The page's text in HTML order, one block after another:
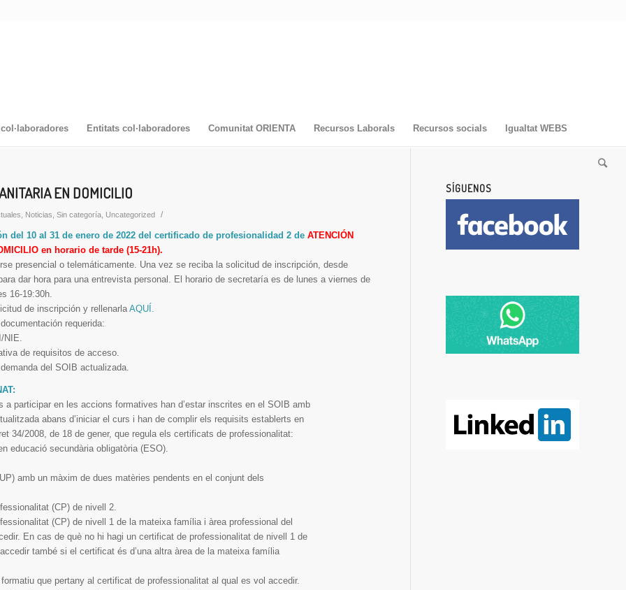
Entitats col·laboradores Comunitat ORIENTA Recursos Laborals Recursos socials Igualtat WEBS
EN DOMICILIO
Noticias Sin categoría Uncategorized /
del 10 al 31 de enero de 2022 del certificado de profesionalidad 2 de ATENCIÓN
en horario de tarde (15-21h).
presencial o telemáticamente. Una vez se reciba la solicitud de inscripción, desde
dar hora para una entrevista personal. El horario de secretaría es de lunes a viernes de
16-19:30h.
de inscripción y rellenarlaAQUÍ.
requerida:
NIE.
de requisitos de acceso.
del SOIB actualizada.
a participar en les accions formatives han d’estar inscrites en el SOIB amb
abans d’iniciar el curs i han de complir els requisits establerts en
34/2008, de 18 de gener, que regula els certificats de professionalitat:
educació secundària obligatòria (ESO).
amb un màxim de dues matèries pendents en el conjunt dels
(CP) de nivell 2.
(CP) de nivell 1 de la mateixa família i àrea professional del
En cas de què no hi hagi un certificat de professionalitat de nivell 1 de
també si el certificat és d’una altra àrea de la mateixa família
que pertany al certificat de professionalitat al qual es vol accedir.
SÍGUENOS